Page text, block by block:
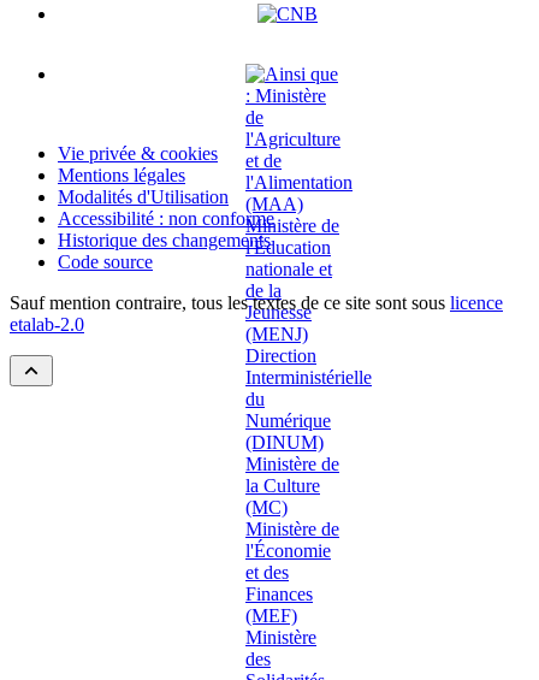
Vie privée & cookies
Mentions légales
Modalités d'Utilisation
Accessibilité : non conforme
Historique des changements
Code source
Sauf mention contraire, tous les textes de ce site sont sous licence
etalab-2.0